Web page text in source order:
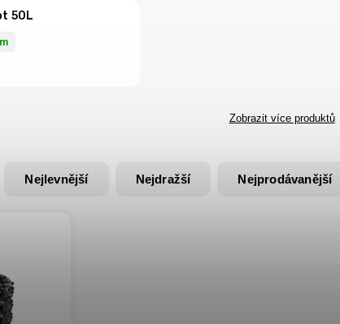
50L
Zobrazit více produktů
Nejlevnější Nejdražší Nejprodávanější